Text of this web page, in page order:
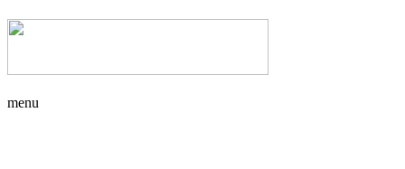
menu